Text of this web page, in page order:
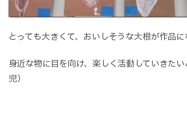
とっても大きくて、おいしそうな大根が作品に
身近な物に目を向け、楽しく活動していきた
児）